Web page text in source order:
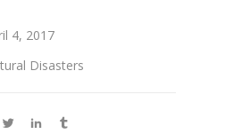
4, 2017
Disasters